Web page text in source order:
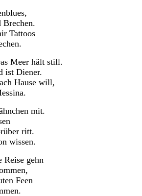
Brechen.
Tattoos
Meer hält still.
ist Diener.
Hause will,
mit.
ritt.
wissen.
Reise gehn
Feen